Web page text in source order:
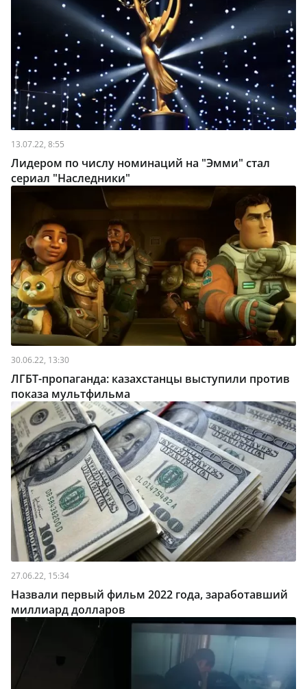
13.07.22, 8:55
Лидером по числу номинаций на "Эмми" стал
сериал "Наследники"
30.06.22, 13:30
ЛГБТ-пропаганда: казахстанцы выступили против
показа мультфильма
27.06.22, 15:34
Назвали первый фильм 2022 года, заработавший
миллиард долларов